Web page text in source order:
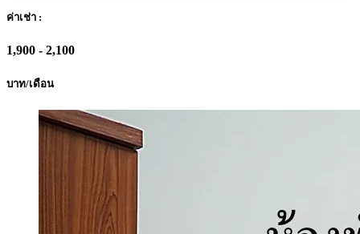
ค่าเช่า :
1,900 - 2,100
บาท/เดือน